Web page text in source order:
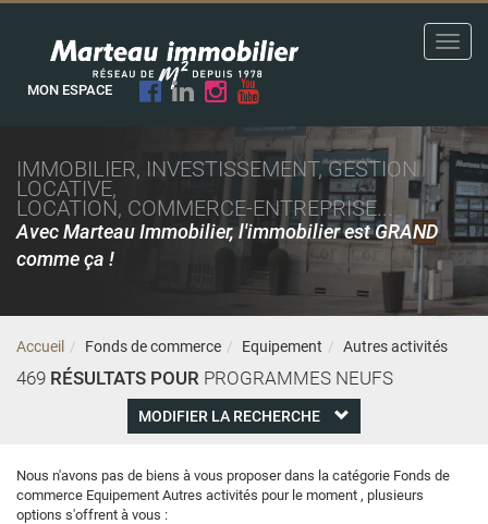
MON ESPACE
IMMOBILIER, INVESTISSEMENT, GESTION
LOCATIVE,
LOCATION, COMMERCE-ENTREPRISE...
Avec Marteau Immobilier, l'immobilier est GRAND
comme ça !
Accueil Fonds de commerce Equipement Autres activités
469 RÉSULTATS POUR PROGRAMMES NEUFS
MODIFIER LA RECHERCHE
Nous n'avons pas de biens à vous proposer dans la catégorie Fonds de
commerce Equipement Autres activités pour le moment , plusieurs
options s'offrent à vous :